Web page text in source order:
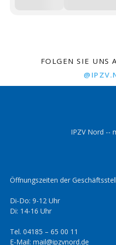
FOLGEN SIE UNS
IPZV Nord --
Öffnungszeiten der
Di-Do: 9-12 Uhr
Di: 14-16 Uhr
Tel. 04185 – 65 00 11
E-Mail: mail@ipzvnord.de